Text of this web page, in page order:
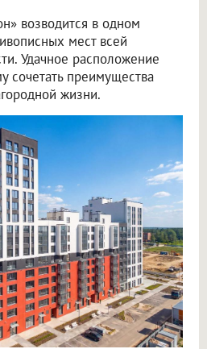
возводится в одном
мест всей
Удачное расположение
сочетать преимущества
жизни.